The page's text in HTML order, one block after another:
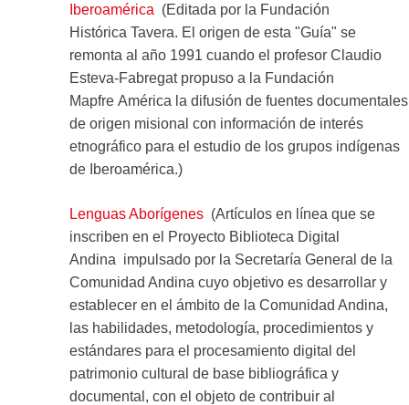
Iberoamérica (Editada por la Fundación
Histórica Tavera. El origen de esta "Guía" se
remonta al año 1991 cuando el profesor Claudio
Esteva-Fabregat propuso a la Fundación
Mapfre América la difusión de fuentes documentales
de origen misional con información de interés
etnográfico para el estudio de los grupos indígenas
de Iberoamérica.)
Lenguas Aborígenes(Artículos en línea que se
inscriben en el Proyecto Biblioteca Digital
Andina impulsado por la Secretaría General de la
Comunidad Andina cuyo objetivo es desarrollar y
establecer en el ámbito de la Comunidad Andina,
las habilidades, metodología, procedimientos y
estándares para el procesamiento digital del
patrimonio cultural de base bibliográfica y
documental, con el objeto de contribuir al